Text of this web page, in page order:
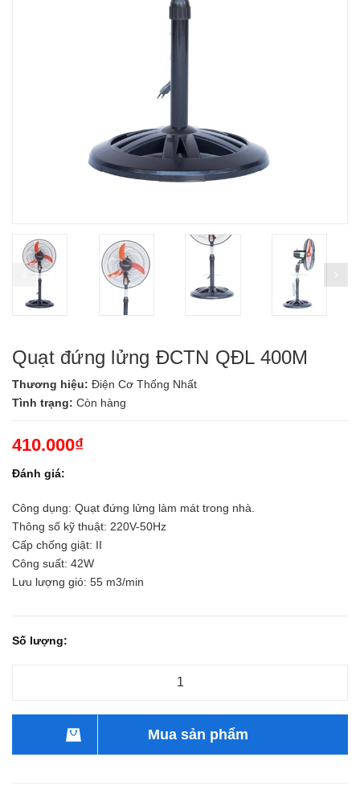
prev
Quạt đứng lửng ĐCTN QĐL 400M
Thương hiệu: Điện Cơ Thống Nhất
Tình trạng: Còn hàng
410.000₫
Đánh giá:
Công dụng: Quạt đứng lửng làm mát trong nhà.
Thông số kỹ thuật: 220V-50Hz
Cấp chống giật: II
Công suất: 42W
Lưu lượng gió: 55 m3/min
Số lượng:
Mua sản phẩm